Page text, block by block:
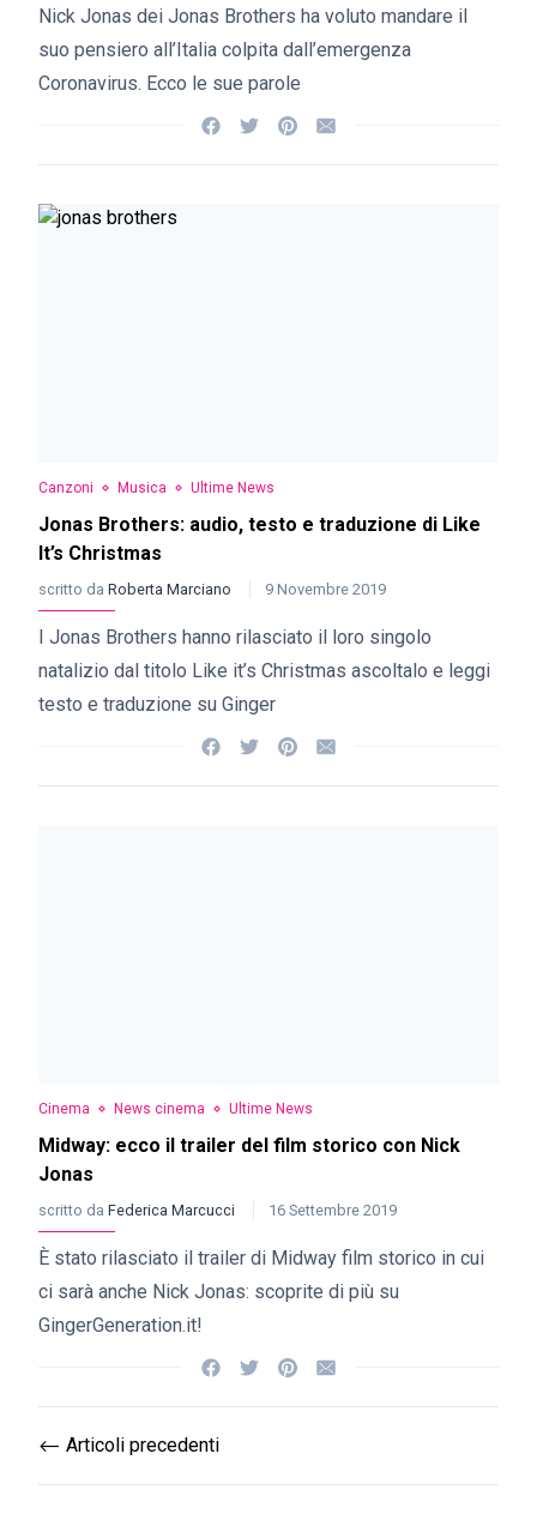
Nick Jonas dei Jonas Brothers ha voluto mandare il
suo pensiero all’Italia colpita dall’emergenza
Coronavirus. Ecco le sue parole
Canzoni Musica Ultime News
Jonas Brothers: audio, testo e traduzione di Like
It’s Christmas
scritto da Roberta Marciano 9 Novembre 2019
I Jonas Brothers hanno rilasciato il loro singolo
natalizio dal titolo Like it’s Christmas ascoltalo e leggi
testo e traduzione su Ginger
Cinema News cinema Ultime News
Midway: ecco il trailer del film storico con Nick
Jonas
scritto da Federica Marcucci 16 Settembre 2019
È stato rilasciato il trailer di Midway film storico in cui
ci sarà anche Nick Jonas: scoprite di più su
GingerGeneration.it!
⟵ Articoli precedenti